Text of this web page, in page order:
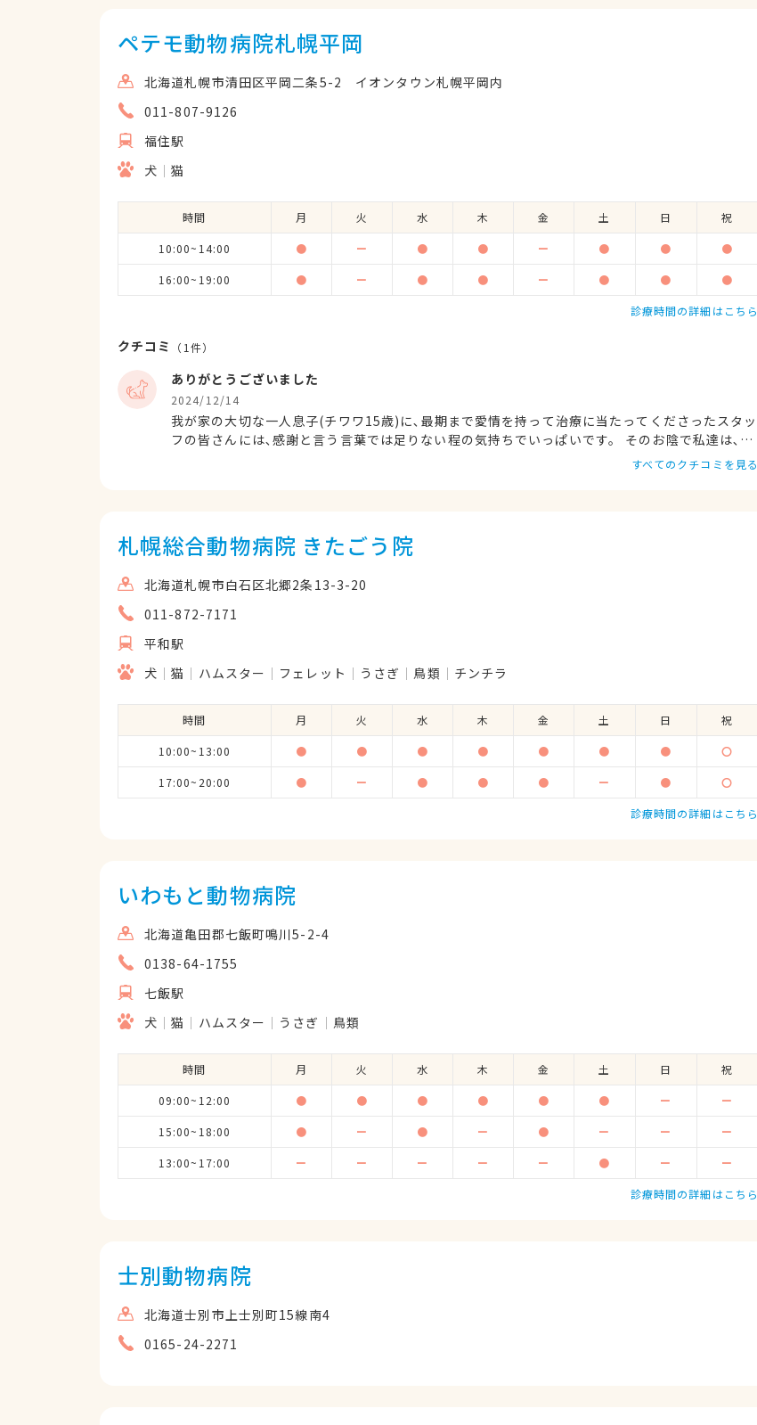
ペテモ動物病院札幌平岡
北海道札幌市清田区平岡二条5-2 イオンタウン札幌平岡内
011-807-9126
福住駅
犬
猫
時間 月 火 水 木 金 土 日 祝
10:00~14:00 ● ー ● ● ー ● ● ●
16:00~19:00 ● ー ● ● ー ● ● ●
診療時間の詳細はこちら
クチコミ （ 1 件）
ありがとうございました
2024/12/14
我が家の大切な一人息子(チワワ15歳)に､最期まで愛情を持って治療に当たってくださったスタッ
フの皆さんには､感謝と言う言葉では足りない程の気持ちでいっぱいです。 そのお陰で私達は､時
間をかけてこの子の最期に向き合う覚悟をすることが出来ました。 お忙しい中､いつも丁寧に対
すべてのクチコミを見る
札幌総合動物病院 きたごう院
北海道札幌市白石区北郷2条13-3-20
011-872-7171
平和駅
犬
猫 ハムスター フェレット うさぎ 鳥類 チンチラ
時間 月 火 水 木 金 土 日 祝
10:00~13:00 ● ● ● ● ● ● ● 〇
17:00~20:00 ● ー ● ● ● ー ● 〇
診療時間の詳細はこちら
いわもと動物病院
北海道亀田郡七飯町鳴川5-2-4
0138-64-1755
七飯駅
犬
猫 ハムスター うさぎ 鳥類
時間 月 火 水 木 金 土 日 祝
09:00~12:00 ● ● ● ● ● ● ー ー
15:00~18:00 ● ー ● ー ● ー ー ー
13:00~17:00 ー ー ー ー ー ● ー ー
診療時間の詳細はこちら
士別動物病院
北海道士別市上士別町15線南4
0165-24-2271